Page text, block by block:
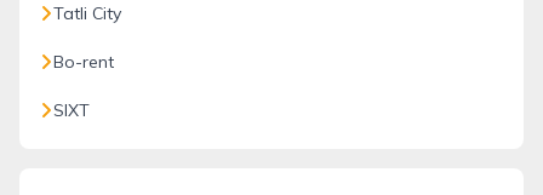
Tatli City
Bo-rent
SIXT